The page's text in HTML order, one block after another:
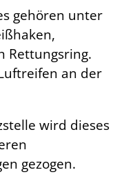
gehören unter
Rettungsring.
an der
wird dieses
gezogen.